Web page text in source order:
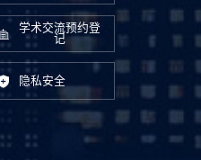
学术交流预约登
记
隐私安全